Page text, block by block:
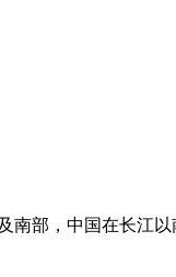
南部，中国在长江